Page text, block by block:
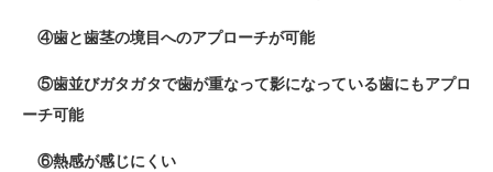
④歯と歯茎の境目へのアプローチが可能
⑤歯並びガタガタで歯が重なって影になっている歯にもアプロ
ーチ可能
⑥熱感が感じにくい